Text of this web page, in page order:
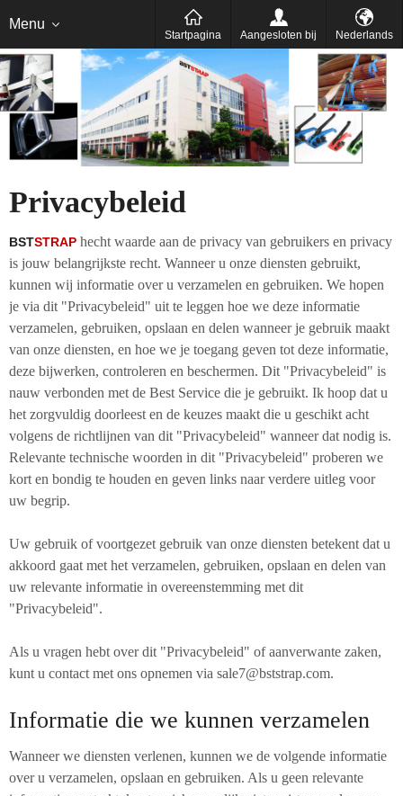
Menu
Startpagina Aangesloten bij Nederlands
Nederlands
Privacybeleid
BSTSTRAP hecht waarde aan de privacy van gebruikers en privacy
is jouw belangrijkste recht. Wanneer u onze diensten gebruikt,
kunnen wij informatie over u verzamelen en gebruiken. We hopen
je via dit "Privacybeleid" uit te leggen hoe we deze informatie
verzamelen, gebruiken, opslaan en delen wanneer je gebruik maakt
van onze diensten, en hoe we je toegang geven tot deze informatie,
deze bijwerken, controleren en beschermen. Dit "Privacybeleid" is
nauw verbonden met de Best Service die je gebruikt. Ik hoop dat u
het zorgvuldig doorleest en de keuzes maakt die u geschikt acht
volgens de richtlijnen van dit "Privacybeleid" wanneer dat nodig is.
Relevante technische woorden in dit "Privacybeleid" proberen we
kort en bondig te houden en geven links naar verdere uitleg voor
uw begrip.
Uw gebruik of voortgezet gebruik van onze diensten betekent dat u
akkoord gaat met het verzamelen, gebruiken, opslaan en delen van
uw relevante informatie in overeenstemming met dit
"Privacybeleid".
Als u vragen hebt over dit "Privacybeleid" of aanverwante zaken,
kunt u contact met ons opnemen via sale7@bststrap.com.
Informatie die we kunnen verzamelen
Wanneer we diensten verlenen, kunnen we de volgende informatie
over u verzamelen, opslaan en gebruiken. Als u geen relevante